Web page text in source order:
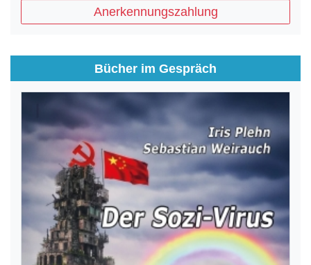
Anerkennungszahlung
Bücher im Gespräch